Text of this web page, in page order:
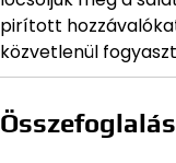
pirított
közvetlenül
Összefoglalás